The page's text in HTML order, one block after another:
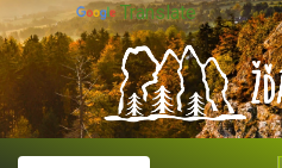
Translate